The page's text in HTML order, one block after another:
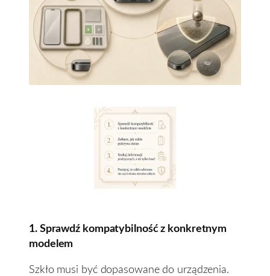
1. Sprawdź kompatybilność z konkretnym
modelem
Szkło musi być dopasowane do urządzenia.